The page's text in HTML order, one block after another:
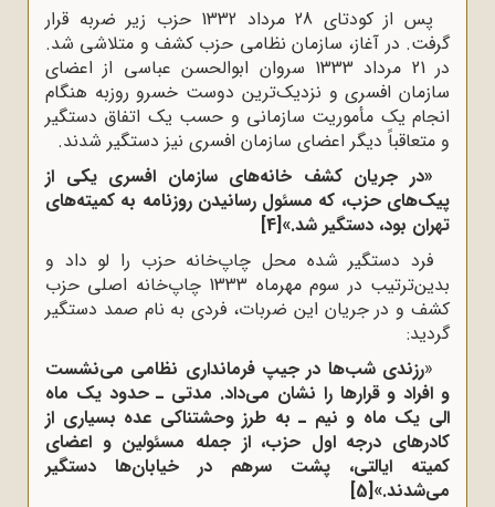
پس از کودتای 28 مرداد 1332 حزب زیر ضربه قرار
گرفت. در آغاز، سازمان نظامی حزب کشف و متلاشی شد.
در 21 مرداد 1333 سروان ابوالحسن عباسی از اعضای
سازمان افسری و نزدیک‌ترین دوست خسرو روزبه هنگام
انجام یک مأموریت سازمانی و حسب یک اتفاق دستگیر
و متعاقباً دیگر اعضای سازمان افسری نیز دستگیر شدند.
«در جریان کشف خانه‌های سازمان افسری یکی از
پیک‌های حزب، که مسئول رسانیدن روزنامه به کمیته‌های
تهران بود، دستگیر شد.»[4]
فرد دستگیر شده محل چاپ‌خانه حزب را لو داد و
بدین‌ترتیب در سوم مهرماه 1333 چاپ‌خانه اصلی حزب
کشف و در جریان این ضربات، فردی به نام صمد دستگیر
گردید:
«رزندی شب‌ها در جیپ فرمانداری نظامی می‌نشست
و افراد و قرارها را نشان می‌داد. مدتی ـ حدود یک ماه
الی یک ماه و نیم ـ به طرز وحشتناکی عده بسیاری از
کادرهای درجه اول حزب، از جمله مسئولین و اعضای
کمیته ایالتی، پشت سرهم در خیابان‌ها دستگیر
می‌شدند.»[5]